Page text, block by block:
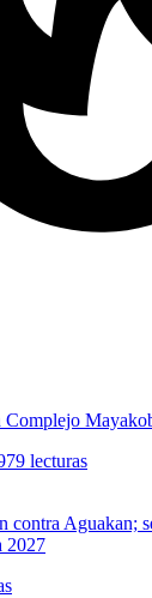
lecturas
contra Aguakan;
2027